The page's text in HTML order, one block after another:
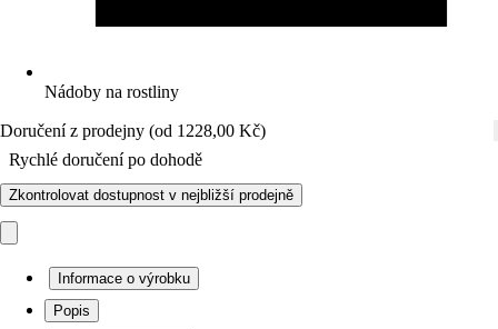
Nádoby na rostliny
Doručení z prodejny (od 1228,00 Kč)
Rychlé doručení po dohodě
Zkontrolovat dostupnost v nejbližší prodejně
Informace o výrobku
Popis